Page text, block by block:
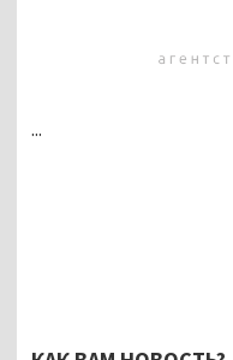
...